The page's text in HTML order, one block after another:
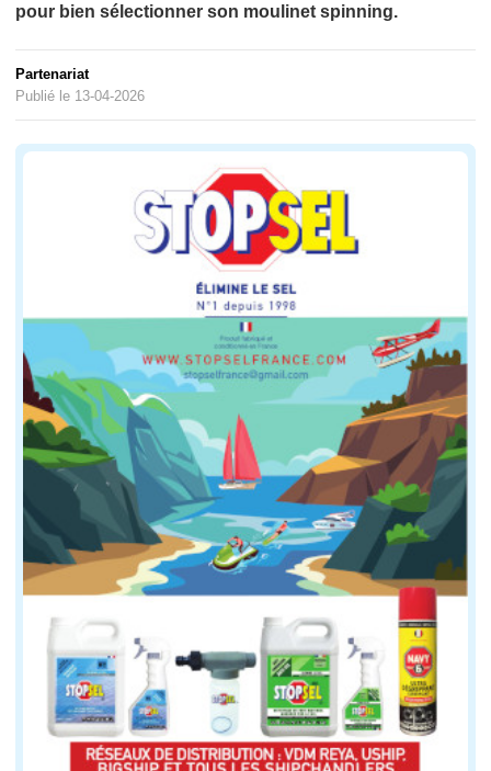
pour bien sélectionner son moulinet spinning.
Partenariat
Publié le 13-04-2026